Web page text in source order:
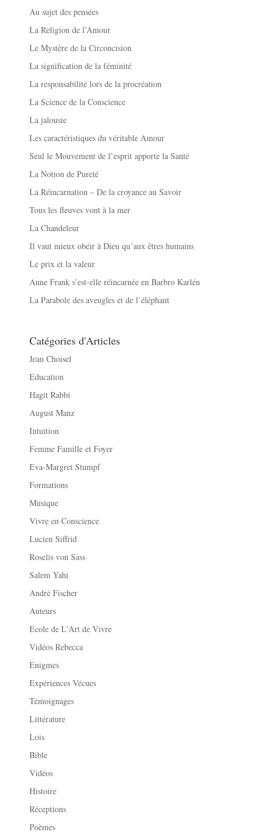
Au sujet des pensées
La Religion de l’Amour
Le Mystère de la Circoncision
La signification de la féminité
La responsabilité lors de la procréation
La Science de la Conscience
La jalousie
Les caractéristiques du véritable Amour
Seul le Mouvement de l’esprit apporte la Santé
La Notion de Pureté
La Réincarnation – De la croyance au Savoir
Tous les fleuves vont à la mer
La Chandeleur
Il vaut mieux obéir à Dieu qu’aux êtres humains
Le prix et la valeur
Anne Frank s’est-elle réincarnée en Barbro Karlén
La Parabole des aveugles et de l’éléphant
Catégories d'Articles
Jean Choisel
Education
Hagit Rabbi
August Manz
Intuition
Femme Famille et Foyer
Eva-Margret Stumpf
Formations
Musique
Vivre en Conscience
Lucien Siffrid
Roselis von Sass
Salem Yahi
André Fischer
Auteurs
Ecole de L'Art de Vivre
Vidéos Rebecca
Enigmes
Expériences Vécues
Témoignages
Littérature
Lois
Bible
Vidéos
Histoire
Réceptions
Poèmes